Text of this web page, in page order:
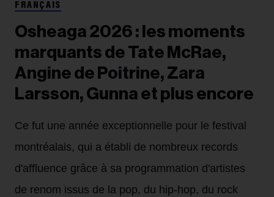
FRANÇAIS
Osheaga 2026 : les moments
marquants de Tate McRae,
Angine de Poitrine, Zara
Larsson, Gunna et plus encore
Ce fut une année exceptionnelle pour le festival
montréalais, qui a établi de nombreux records
d'affluence grâce à sa programmation d'artistes
de renom issus de la pop, du hip-hop, du rock